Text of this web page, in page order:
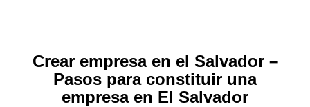
Crear empresa en el Salvador –
Pasos para constituir una
empresa en El Salvador